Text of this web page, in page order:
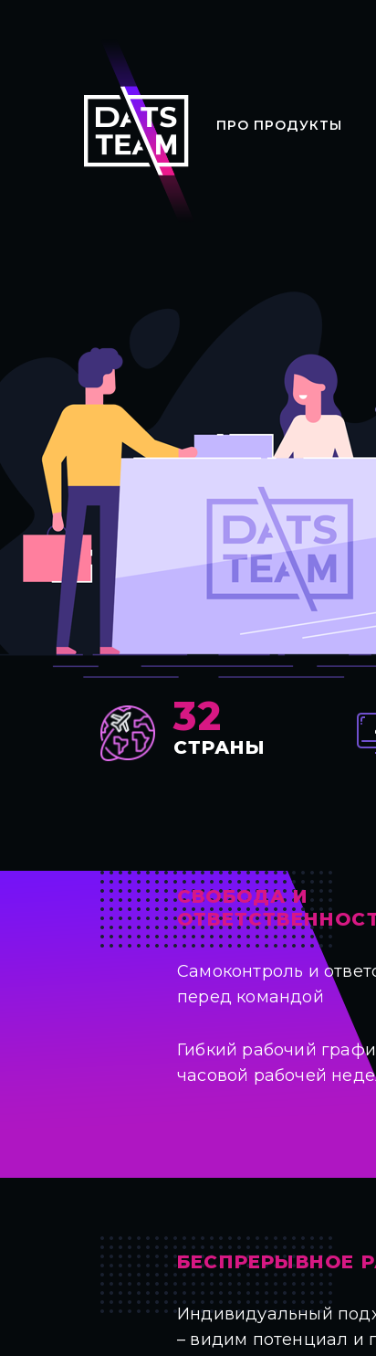
ПРО ПРОДУКТЫ
32
СТРАНЫ
СВОБОДА И
Самоконтроль и
перед командой
Гибкий рабочий
часовой рабочей
БЕСПРЕРЫВНОЕ
Индивидуальный
– видим потенциал и